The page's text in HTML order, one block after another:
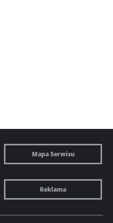
Mapa Serwisu
Reklama